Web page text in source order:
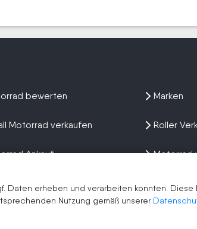
Daten erheben und verarbeiten könnten.
Nutzung gemäß unserer
bewerten
Motorrad verkaufen
Ankauf
kaufen dein Bike
Marken
Roller
Motorrad